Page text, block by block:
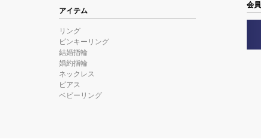
アイテム
リング
ピンキーリング
結婚指輪
婚約指輪
ネックレス
ピアス
ベビーリング
会